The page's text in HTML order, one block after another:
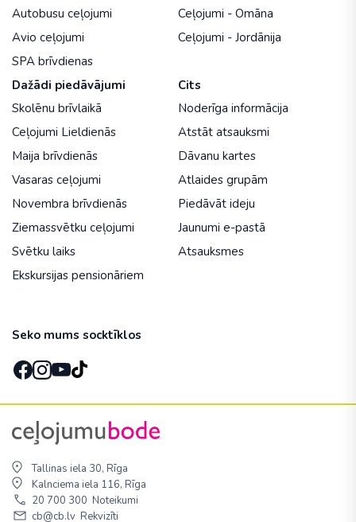
Autobusu ceļojumi
Avio ceļojumi
SPA brīvdienas
Ceļojumi - Omāna
Ceļojumi - Jordānija
Dažādi piedāvājumi
Skolēnu brīvlaikā
Ceļojumi Lieldienās
Maija brīvdienās
Vasaras ceļojumi
Novembra brīvdienās
Ziemassvētku ceļojumi
Svētku laiks
Ekskursijas pensionāriem
Cits
Noderīga informācija
Atstāt atsauksmi
Dāvanu kartes
Atlaides grupām
Piedāvāt ideju
Jaunumi e-pastā
Atsauksmes
Seko mums socktīklos
Tallinas iela 30, Rīga
Kalnciema iela 116, Rīga
20 700 300 Noteikumi
cb@cb.lv Rekvizīti